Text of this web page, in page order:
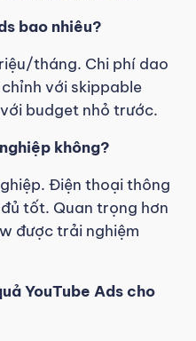
bao nhiêu?
tháng. Chi phí dao
với skippable
budget nhỏ trước.
không?
Điện thoại thông
tốt. Quan trọng hơn
được trải nghiệm
YouTube Ads cho